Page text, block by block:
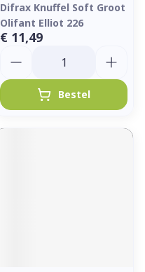
Difrax Knuffel Soft Groot
Olifant Elliot 226
€ 11,49
Bestel